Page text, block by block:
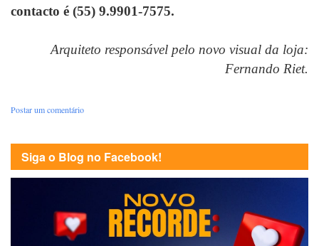
contacto é (55) 9.9901-7575.
Arquiteto responsável pelo novo visual da loja:
Fernando Riet.
Postar um comentário
Siga o Blog no Facebook!